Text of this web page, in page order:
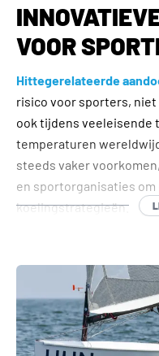
VOOR
Hittegerelateerde
risico voor sporters,
ook tijdens veeleisende
temperaturen
steeds vaker
en sportorganisaties
koelingstrategieën.
warme, vochtige
spelers die terugkeren
topconditie zijn. Het
beschermende kleding